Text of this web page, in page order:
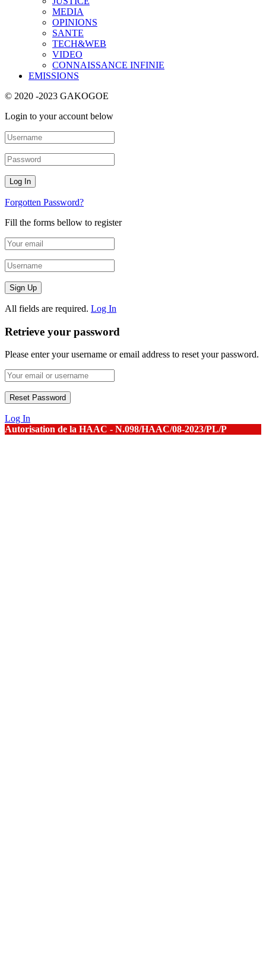
MEDIA
OPINIONS
SANTE
TECH&WEB
VIDEO
CONNAISSANCE INFINIE
EMISSIONS
© 2020 -2023 GAKOGOE
Login to your account below
Forgotten Password?
Fill the forms bellow to register
All fields are required. Log In
Retrieve your password
Please enter your username or email address to reset your password.
Log In
Autorisation de la HAAC - N.098/HAAC/08-2023/PL/P